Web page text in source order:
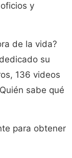
y
de la vida?
su
136 videos
sabe qué
para obtener